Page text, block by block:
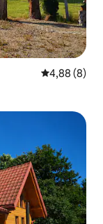
Évaluation
4,88 (8)